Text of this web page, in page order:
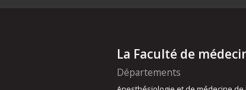
La Faculté de
Départements